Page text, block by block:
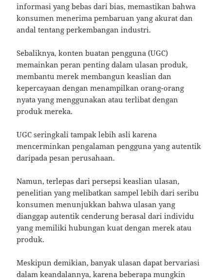
informasi yang bebas dari bias, memastikan bahwa
konsumen menerima pembaruan yang akurat dan
andal tentang perkembangan industri.
Sebaliknya, konten buatan pengguna (UGC)
memainkan peran penting dalam ulasan produk,
membantu merek membangun keaslian dan
kepercayaan dengan menampilkan orang-orang
nyata yang menggunakan atau terlibat dengan
produk mereka.
UGC seringkali tampak lebih asli karena
mencerminkan pengalaman pengguna yang autentik
daripada pesan perusahaan.
Namun, terlepas dari persepsi keaslian ulasan,
penelitian yang melibatkan sampel lebih dari seribu
konsumen menunjukkan bahwa ulasan yang
dianggap autentik cenderung berasal dari individu
yang memiliki hubungan kuat dengan merek atau
produk.
Meskipun demikian, banyak ulasan dapat bervariasi
dalam keandalannya, karena beberapa mungkin